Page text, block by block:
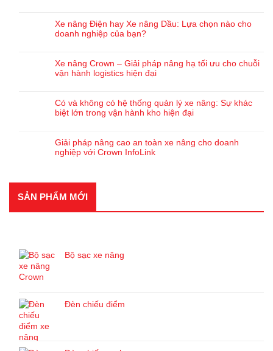
Xe nâng Điện hay Xe nâng Dầu: Lựa chọn nào cho
doanh nghiệp của bạn?
Xe nâng Crown – Giải pháp nâng hạ tối ưu cho chuỗi
vận hành logistics hiện đại
Có và không có hệ thống quản lý xe nâng: Sự khác
biệt lớn trong vận hành kho hiện đại
Giải pháp nâng cao an toàn xe nâng cho doanh
nghiệp với Crown InfoLink
SẢN PHẨM MỚI
Bộ sạc xe nâng
Đèn chiếu điểm